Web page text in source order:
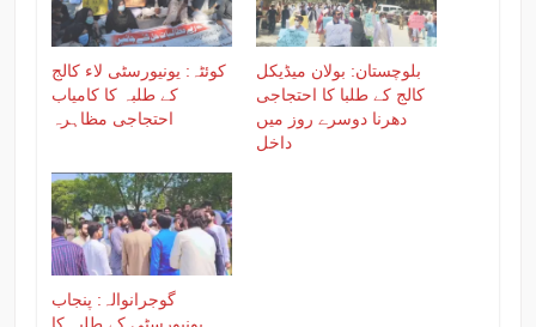
کوئٹہ: یونیورسٹی لاء کالج
کے طلبہ کا کامیاب
احتجاجی مظاہرہ
بلوچستان: بولان میڈیکل
کالج کے طلبا کا احتجاجی
دھرنا دوسرے روز میں
داخل
گوجرانوالہ: پنجاب